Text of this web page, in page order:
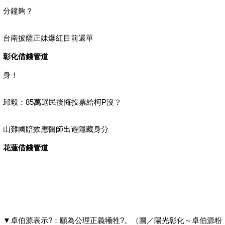
分鐘夠？
台南披薩正妹爆紅目前還單
彰化借錢管道
身！
邱毅：85萬選民後悔投票給柯P沒？
山難國賠效應醫師出遊隱藏身分
花蓮借錢管道
▼卓伯源表示?：願為公理正義犧牲?。（圖／陽光彰化～卓伯源粉